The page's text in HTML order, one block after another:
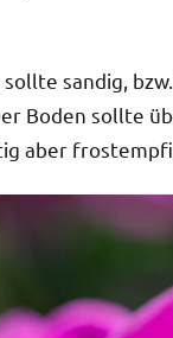
sandig,
Boden sollte
aber